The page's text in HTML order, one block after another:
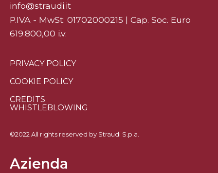
info@straudi.it
P.IVA - MwSt: 01702000215 | Cap. Soc. Euro
619.800,00 i.v.
PRIVACY POLICY
COOKIE POLICY
CREDITS
WHISTLEBLOWING
©2022 All rights reserved by Straudi S.p.a.
Azienda